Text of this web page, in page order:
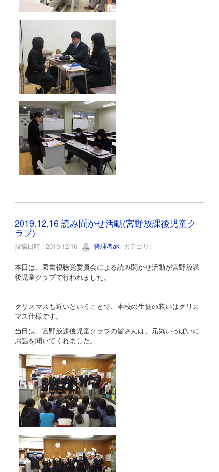
2019.12.16 読み聞かせ活動(宮野放課後児童ク
ラブ)
投稿日時 : 2019/12/16 管理者ak カテゴリ:
本日は、図書視聴覚委員会による読み聞かせ活動が宮野放課
後児童クラブで行われました。
クリスマスも近いということで、本校の生徒の装いはクリス
マス仕様です。
当日は、宮野放課後児童クラブの皆さんは、元気いっぱいに
お話を聞いてくれました。